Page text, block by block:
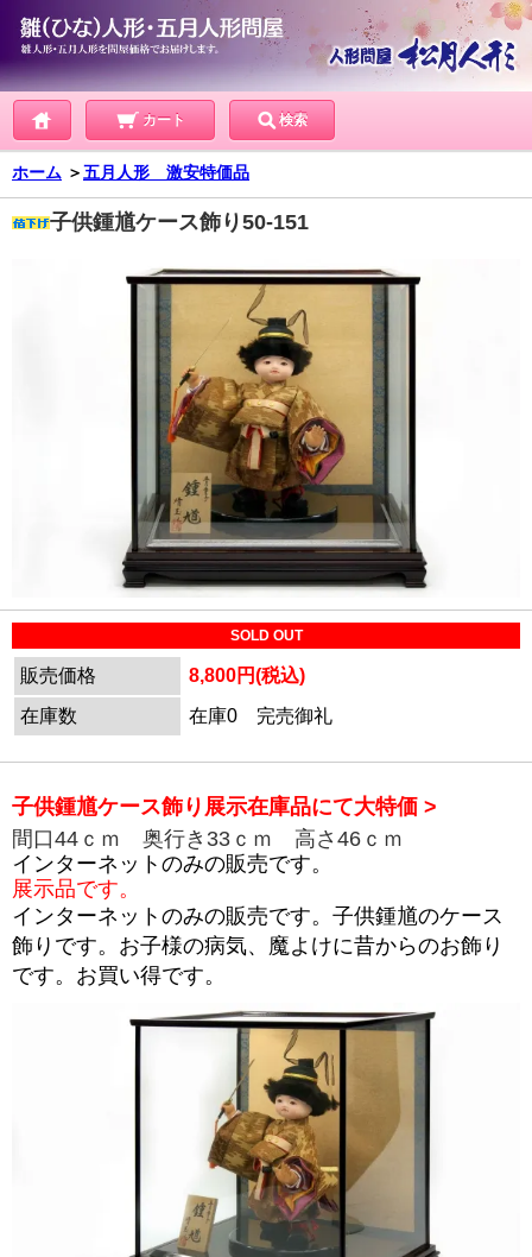
カート 検索
ホーム ＞五月人形 激安特価品
子供鍾馗ケース飾り50-151
SOLD OUT
販売価格
8,800円(税込)
在庫数
在庫0 完売御礼
子供鍾馗ケース飾り展示在庫品にて大特価 >
間口44ｃｍ 奥行き33ｃｍ 高さ46ｃｍ
インターネットのみの販売です。
展示品です。
インターネットのみの販売です。子供鍾馗のケース
飾りです。お子様の病気、魔よけに昔からのお飾り
です。お買い得です。